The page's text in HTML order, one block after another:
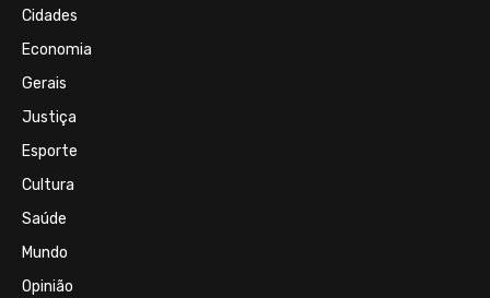
Cidades
Economia
Gerais
Justiça
Esporte
Cultura
Saúde
Mundo
Opinião